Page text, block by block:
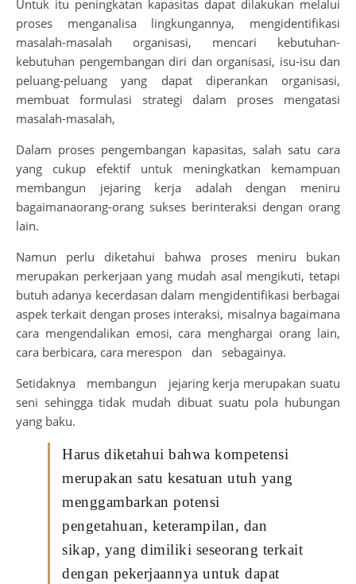
Untuk itu peningkatan kapasitas dapat dilakukan melalui
proses menganalisa lingkungannya, mengidentifikasi
masalah-masalah organisasi, mencari kebutuhan-
kebutuhan pengembangan diri dan organisasi, isu-isu dan
peluang-peluang yang dapat diperankan organisasi,
membuat formulasi strategi dalam proses mengatasi
masalah-masalah,
Dalam proses pengembangan kapasitas, salah satu cara
yang cukup efektif untuk meningkatkan kemampuan
membangun jejaring kerja adalah dengan meniru
bagaimanaorang-orang sukses berinteraksi dengan orang
lain.
Namun perlu diketahui bahwa proses meniru bukan
merupakan perkerjaan yang mudah asal mengikuti, tetapi
butuh adanya kecerdasan dalam mengidentifikasi berbagai
aspek terkait dengan proses interaksi, misalnya bagaimana
cara mengendalikan emosi, cara menghargai orang lain,
cara berbicara, cara merespon dan sebagainya.
Setidaknya membangun jejaring kerja merupakan suatu
seni sehingga tidak mudah dibuat suatu pola hubungan
yang baku.
Harus diketahui bahwa kompetensi
merupakan satu kesatuan utuh yang
menggambarkan potensi
pengetahuan, keterampilan, dan
sikap, yang dimiliki seseorang terkait
dengan pekerjaannya untuk dapat